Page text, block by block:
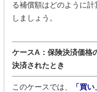
る補償額はどのように
しましょう。
ケースA： 保険決済価格
決済されたとき
このケースでは、
「買